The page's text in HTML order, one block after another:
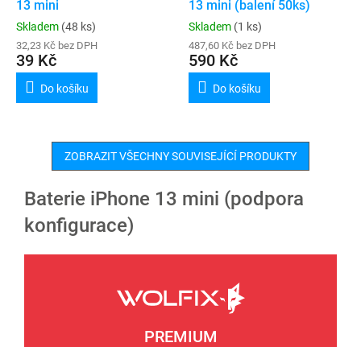
13 mini
Skladem (48 ks)
32,23 Kč bez DPH
39 Kč
Do košíku
13 mini (balení 50ks)
Skladem (1 ks)
487,60 Kč bez DPH
590 Kč
Do košíku
ZOBRAZIT VŠECHNY SOUVISEJÍCÍ PRODUKTY
Baterie iPhone 13 mini (podpora
konfigurace)
PREMIUM